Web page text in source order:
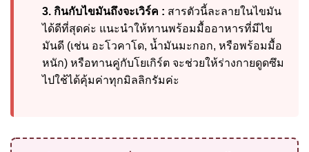
3. กินกับไขมันถึงจะเวิร์ค : สารตัวนี้ละลายในไขมัน
ได้ดีที่สุดค่ะ แนะนำให้ทานพร้อมมื้ออาหารที่มีไข
มันดี (เช่น อะโวคาโด, น้ำมันมะกอก, หรือพร้อมมื้อ
หนัก) หรือทานคู่กับโยเกิร์ต จะช่วยให้ร่างกายดูดซึม
ไปใช้ได้คุ้มค่าทุกมิลลิกรัมค่ะ